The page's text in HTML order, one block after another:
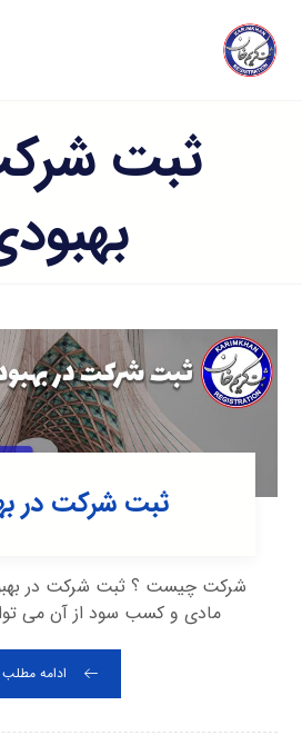
ثبت
ثبت شرکت در
شرکت چیست ؟ ثبت شرکت در
مادی و کسب سود از آن می
ادامه مطلب